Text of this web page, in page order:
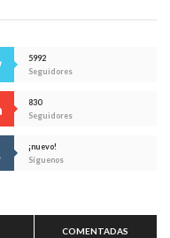
5992
Seguidores
830
Seguidores
¡nuevo!
Síguenos
COMENTADAS